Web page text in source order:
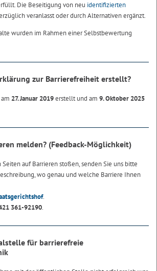
Die Beseitigung von neu identifizierten
veranlasst oder durch Alternativen ergänzt.
wurden im Rahmen einer Selbstbewertung
zur Barrierefreiheit erstellt?
27. Januar 2019erstellt und am 9. Oktober 2025
melden? (Feedback-Möglichkeit)
auf Barrieren stoßen, senden Sie uns bitte
wo genau und welche Barriere Ihnen
.
361-92190.
für barrierefreie